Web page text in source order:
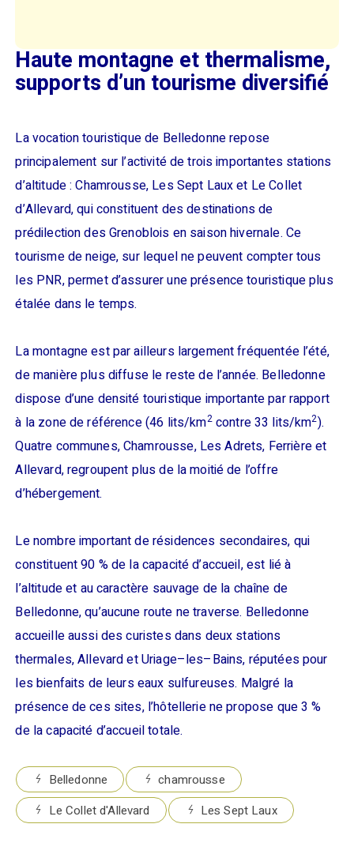
Haute montagne et thermalisme,
supports d’un tourisme diversifié
La vocation touristique de Belledonne repose
principalement sur l’activité de trois importantes stations
d’altitude : Chamrousse, Les Sept Laux et Le Collet
d’Allevard, qui constituent des destinations de
prédilection des Grenoblois en saison hivernale. Ce
tourisme de neige, sur lequel ne peuvent compter tous
les PNR, permet d’assurer une présence touristique plus
étalée dans le temps.
La montagne est par ailleurs largement fréquentée l’été,
de manière plus diffuse le reste de l’année. Belledonne
dispose d’une densité touristique importante par rapport
à la zone de référence (46 lits/km2contre 33 lits/km2).
Quatre communes, Chamrousse, Les Adrets, Ferrière et
Allevard, regroupent plus de la moitié de l’offre
d’hébergement.
Le nombre important de résidences secondaires, qui
constituent 90 % de la capacité d’accueil, est lié à
l’altitude et au caractère sauvage de la chaîne de
Belledonne, qu’aucune route ne traverse. Belledonne
accueille aussi des curistes dans deux stations
thermales, Allevard et Uriage–les–Bains, réputées pour
les bienfaits de leurs eaux sulfureuses. Malgré la
présence de ces sites, l’hôtellerie ne propose que 3 %
de la capacité d’accueil totale.
Belledonne
chamrousse
Le Collet d'Allevard
Les Sept Laux